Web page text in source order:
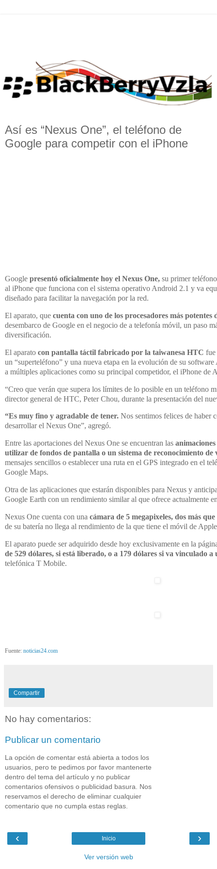
Así es “Nexus One”, el teléfono de
Google para competir con el iPhone
Google presentó oficialmente hoy el Nexus One, su primer
al iPhone que funciona con el sistema operativo Android 2.1 y va
diseñado para facilitar la navegación por la red.
El aparato, que cuenta con uno de los procesadores más potentes
desembarco de Google en el negocio de a telefonía móvil, un paso
diversificación.
El aparato con pantalla táctil fabricado por la taiwanesa HTC fue
un “superteléfono” y una nueva etapa en la evolución de su
a múltiples aplicaciones como su principal competidor, el iPhone de
“Creo que verán que supera los límites de lo posible en un teléfono
director general de HTC, Peter Chou, durante la presentación del
“Es muy fino y agradable de tener. Nos sentimos felices de haber
desarrollar el Nexus One”, agregó.
Entre las aportaciones del Nexus One se encuentran las
utilizar de fondos de pantalla o un sistema de reconocimiento de
mensajes sencillos o establecer una ruta en el GPS integrado en el
Google Maps.
Otra de las aplicaciones que estarán disponibles para Nexus y
Google Earth con un rendimiento similar al que ofrece actualmente
Nexus One cuenta con una cámara de 5 megapixeles, dos más
de su batería no llega al rendimiento de la que tiene el móvil de
El aparato puede ser adquirido desde hoy exclusivamente en la
de 529 dólares, si está liberado, o a 179 dólares si va vinculado
telefónica T Mobile.
Fuente: noticias24.com
Compartir
No hay comentarios:
Publicar un comentario
La opción de comentar está abierta a todos los
usuarios, pero te pedimos por favor mantenerte
dentro del tema del artículo y no publicar
comentarios ofensivos o publicidad basura. Nos
reservamos el derecho de eliminar cualquier
comentario que no cumpla estas reglas.
‹ ›
Inicio
Ver versión web